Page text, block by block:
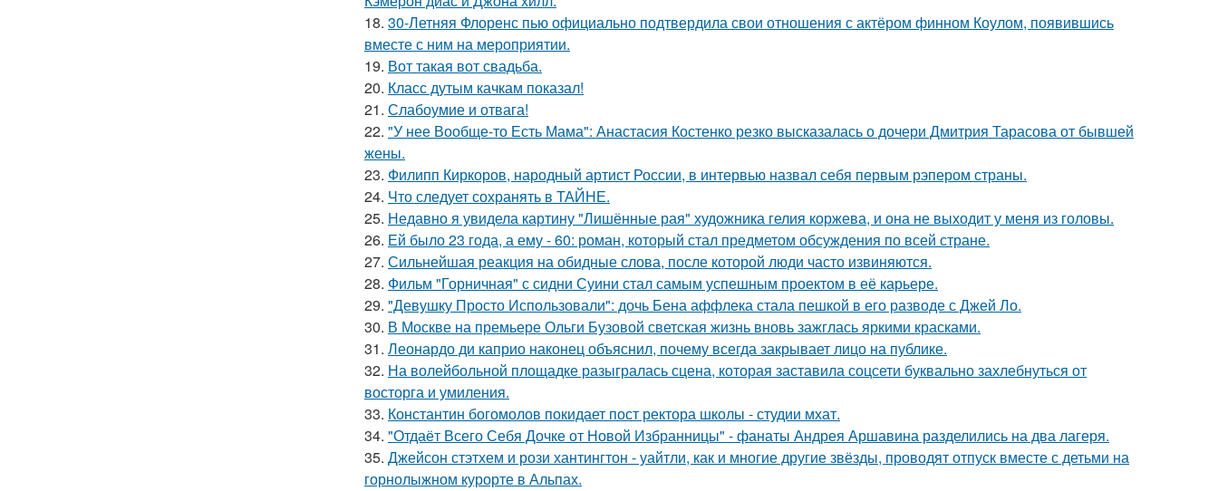
18. 30-Летняя Флоренс пью официально подтвердила свои отношения с актёром финном Коулом, появившись
вместе с ним на мероприятии.
19. Вот такая вот свадьба.
20. Класс дутым качкам показал!
21. Слабоумие и отвага!
22. "У нее Вообще-то Есть Мама": Анастасия Костенко резко высказалась о дочери Дмитрия Тарасова от бывшей
жены.
23. Филипп Киркоров, народный артист России, в интервью назвал себя первым рэпером страны.
24. Что следует сохранять в ТАЙНЕ.
25. Недавно я увидела картину "Лишённые рая" художника гелия коржева, и она не выходит у меня из головы.
26. Ей было 23 года, а ему - 60: роман, который стал предметом обсуждения по всей стране.
27. Сильнейшая реакция на обидные слова, после которой люди часто извиняются.
28. Фильм "Горничная" с сидни Суини стал самым успешным проектом в её карьере.
29. "Девушку Просто Использовали": дочь Бена аффлека стала пешкой в его разводе с Джей Ло.
30. В Москве на премьере Ольги Бузовой светская жизнь вновь зажглась яркими красками.
31. Леонардо ди каприо наконец объяснил, почему всегда закрывает лицо на публике.
32. На волейбольной площадке разыгралась сцена, которая заставила соцсети буквально захлебнуться от
восторга и умиления.
33. Константин богомолов покидает пост ректора школы - студии мхат.
34. "Отдаёт Всего Себя Дочке от Новой Избранницы" - фанаты Андрея Аршавина разделились на два лагеря.
35. Джейсон стэтхем и рози хантингтон - уайтли, как и многие другие звёзды, проводят отпуск вместе с детьми на
горнолыжном курорте в Альпах.